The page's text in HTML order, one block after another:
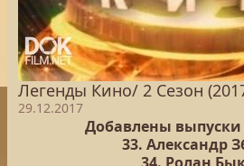
Легенды Кино/ 2 Сезон
29.12.2017
Добавлены выпуски
33. Александр